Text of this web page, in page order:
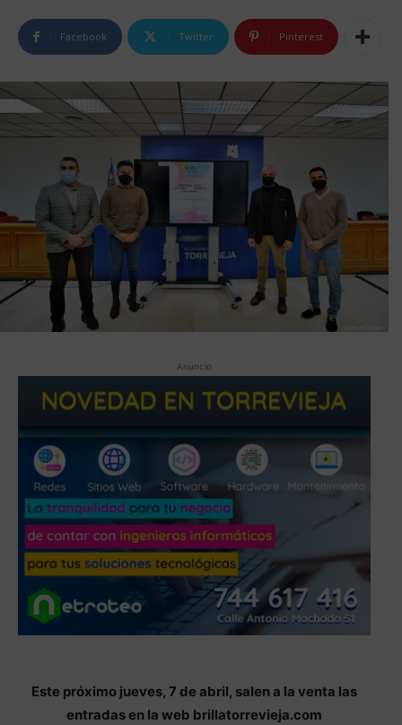
Facebook Twitter Pinterest
Anuncio
Este próximo jueves, 7 de abril, salen a la venta las
entradas en la web brillatorrevieja.com